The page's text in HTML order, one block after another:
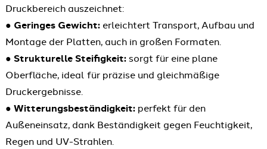
Druckbereich auszeichnet:
● Geringes Gewicht:erleichtert Transport, Aufbau und
Montage der Platten, auch in großen Formaten.
● Strukturelle Steifigkeit:sorgt für eine plane
Oberfläche, ideal für präzise und gleichmäßige
Druckergebnisse.
● Witterungsbeständigkeit:perfekt für den
Außeneinsatz, dank Beständigkeit gegen Feuchtigkeit,
Regen und UV-Strahlen.